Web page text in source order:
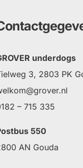
underdogs
3, 2803 PK
– 715 335
550
AN Gouda